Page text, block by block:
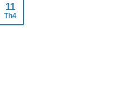
11
Th4